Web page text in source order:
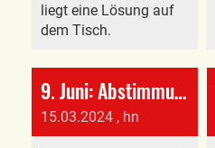
liegt eine Lösung auf
dem Tisch.
9. Juni: Abstimmung: Prämien-Entlastungs-Initiative
15.03.2024 , hn